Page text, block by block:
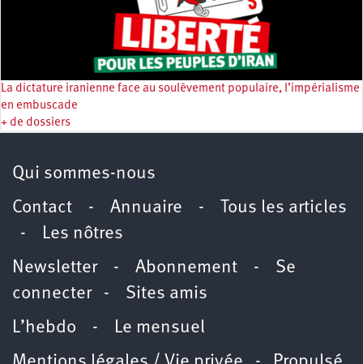
La dictature iranienne face au soulèvement populaire, l’impérialisme
en embuscade
+ de dossiers
Qui sommes-nous
Contact - Annuaire - Tous les articles
-
Les nôtres
Newsletter- Abonnement - Se
connecter- Sites amis
L’hebdo -
Le mensuel